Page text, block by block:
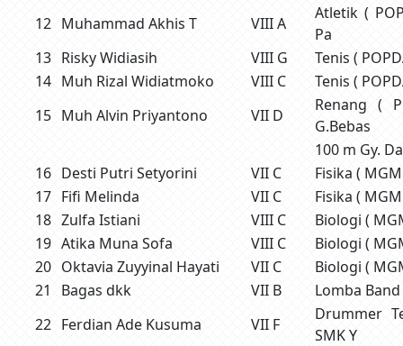
12 Muhammad Akhis T VIII A
Atletik (
Pa
13 Risky Widiasih VIII G
Tenis (
14 Muh Rizal Widiatmoko VIII C
Tenis (
15 Muh Alvin Priyantono VII D
Renang (
G.Bebas
100 m Gy.
16 Desti Putri Setyorini VII C
Fisika (
17 Fifi Melinda VII C
Fisika (
18 Zulfa Istiani VIII C
Biologi (
19 Atika Muna Sofa VIII C
Biologi (
20 Oktavia Zuyyinal Hayati VII C
Biologi (
21
Bagas dkk VII B
Lomba Band
22 Ferdian Ade Kusuma VII F
Drummer
SMK Y